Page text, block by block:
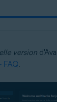
version
FAQ.